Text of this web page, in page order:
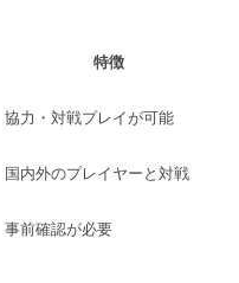
特徴
協力・対戦プレイが可能
国内外のプレイヤーと対戦
事前確認が必要